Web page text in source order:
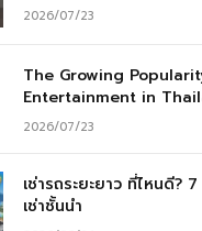
2026/07/23
The Growing
Entertainment in
2026/07/23
เช่ารถระยะยาว ที่ไหนดี?
เช่าชั้นนำ